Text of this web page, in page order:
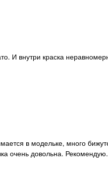
очень довольна. Рекомендую.